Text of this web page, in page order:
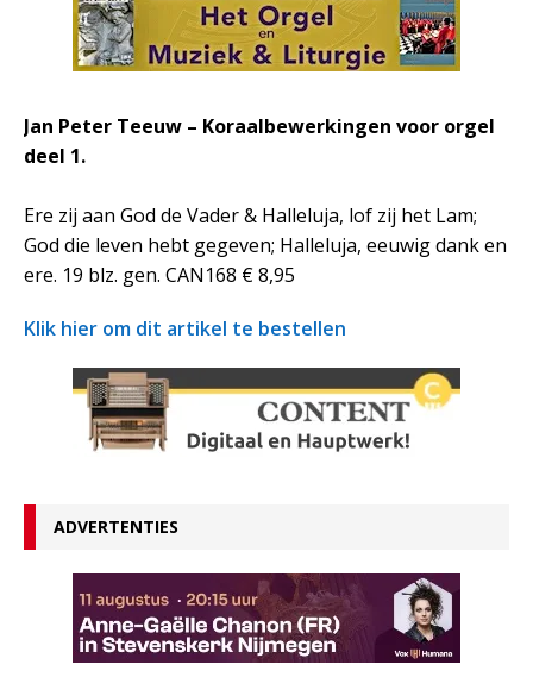
Jan Peter Teeuw – Koraalbewerkingen voor orgel
deel 1.
Ere zij aan God de Vader & Halleluja, lof zij het Lam;
God die leven hebt gegeven; Halleluja, eeuwig dank en
ere. 19 blz. gen. CAN168 € 8,95
Klik hier om dit artikel te bestellen
ADVERTENTIES